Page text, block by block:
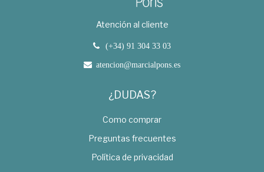
Atención al cliente
(+34) 91 304 33 03
atencion@marcialpons.es
¿DUDAS?
Como comprar
Preguntas frecuentes
Política de privacidad